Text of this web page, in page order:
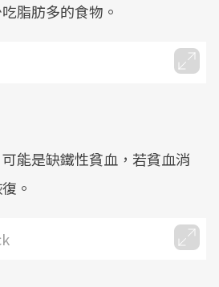
脂肪多的食物。
能是缺鐵性貧血，若貧血消
。